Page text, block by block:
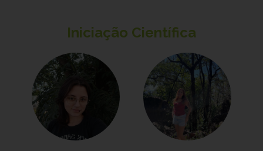
Iniciação Científica